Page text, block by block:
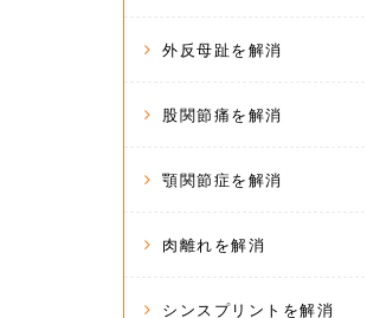
外反母趾を解消
股関節痛を解消
顎関節症を解消
肉離れを解消
シンスプリントを解消